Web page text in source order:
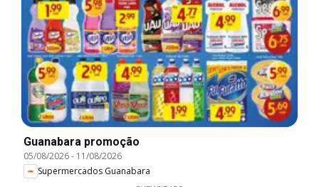
Guanabara promoção
05/08/2026- 11/08/2026
Supermercados Guanabara